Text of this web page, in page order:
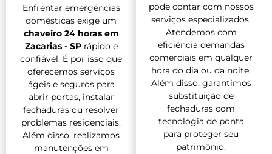
Enfrentar emergências
domésticas exige um
chaveiro 24 horas em
Zacarias - SPrápido e
confiável. É por isso que
oferecemos serviços
ágeis e seguros para
abrir portas, instalar
fechaduras ou resolver
problemas residenciais.
Além disso, realizamos
manutenções em
pode contar com nossos
serviços especializados.
Atendemos com
eficiência demandas
comerciais em qualquer
hora do dia ou da noite.
Além disso, garantimos
substituição de
fechaduras com
tecnologia de ponta
para proteger seu
patrimônio.